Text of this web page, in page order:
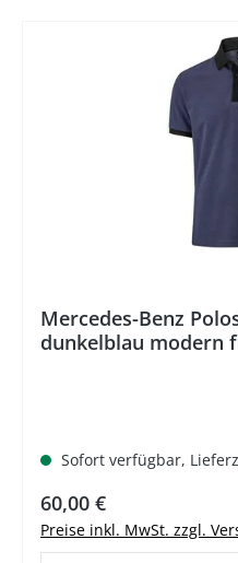
Mercedes-Benz
dunkelblau modern
Sofort verfügbar,
Regulärer Preis:
60,00 €
Preise inkl. MwSt. zzgl.